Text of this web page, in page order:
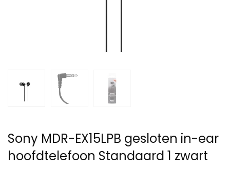
Sony MDR-EX15LPB gesloten in-ear
hoofdtelefoon Standaard 1 zwart